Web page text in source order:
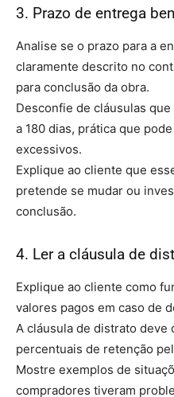
3. Prazo de entrega
Analise se o prazo para a
claramente descrito no
para conclusão da obra.
Desconfie de cláusulas
a 180 dias, prática que
excessivos.
Explique ao cliente que
pretende se mudar ou
conclusão.
4. Ler a cláusula de
Explique ao cliente como
valores pagos em caso de
A cláusula de distrato deve
percentuais de retenção
Mostre exemplos de
compradores tiveram